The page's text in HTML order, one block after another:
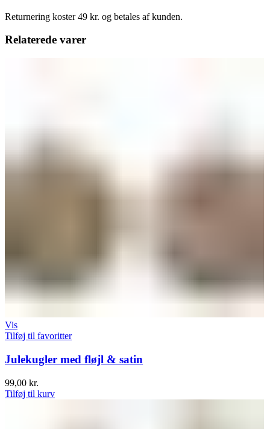
Returnering koster 49 kr. og betales af kunden.
Relaterede varer
Vis
Tilføj til favoritter
Julekugler med fløjl & satin
99,00 kr.
Tilføj til kurv